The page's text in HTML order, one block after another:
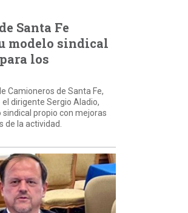
Santa Fe
modelo sindical
los
Camioneros de Santa Fe,
dirigente Sergio Aladio,
propio con mejoras
de la actividad.